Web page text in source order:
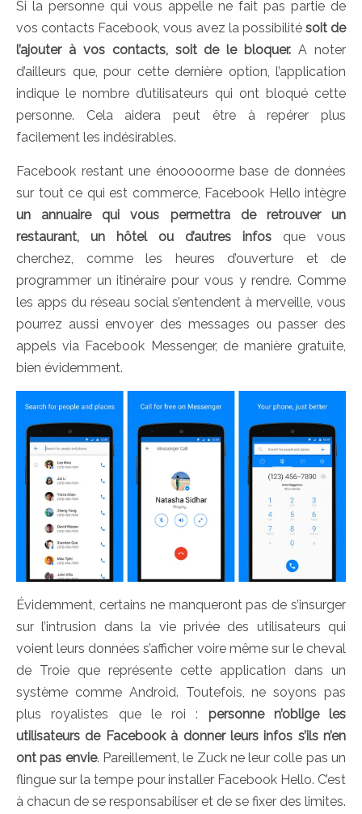
Si la personne qui vous appelle ne fait pas partie de
vos contacts Facebook, vous avez la possibilité soit de
l’ajouter à vos contacts, soit de le bloquer. A noter
d’ailleurs que, pour cette dernière option, l’application
indique le nombre d’utilisateurs qui ont bloqué cette
personne. Cela aidera peut être à repérer plus
facilement les indésirables.
Facebook restant une énooooorme base de données
sur tout ce qui est commerce, Facebook Hello intègre
un annuaire qui vous permettra de retrouver un
restaurant, un hôtel ou d’autres infos que vous
cherchez, comme les heures d’ouverture et de
programmer un itinéraire pour vous y rendre. Comme
les apps du réseau social s’entendent à merveille, vous
pourrez aussi envoyer des messages ou passer des
appels via Facebook Messenger, de manière gratuite,
bien évidemment.
Évidemment, certains ne manqueront pas de s’insurger
sur l’intrusion dans la vie privée des utilisateurs qui
voient leurs données s’afficher voire même sur le cheval
de Troie que représente cette application dans un
système comme Android. Toutefois, ne soyons pas
plus royalistes que le roi : personne n’oblige les
utilisateurs de Facebook à donner leurs infos s’ils n’en
ont pas envie. Pareillement, le Zuck ne leur colle pas un
flingue sur la tempe pour installer Facebook Hello. C’est
à chacun de se responsabiliser et de se fixer des limites.